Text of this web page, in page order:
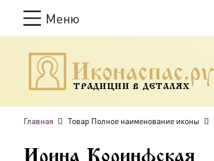
Меню
ТРАДИЦИИ В ДЕТАЛЯХ
Главная Товар Полное наименование иконы